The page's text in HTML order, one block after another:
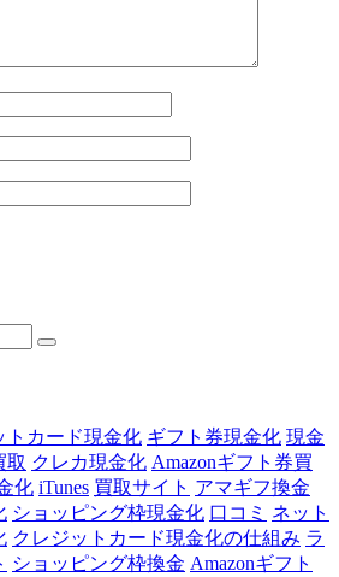
トカード現金化 ギフト券現金化 現金
取 クレカ現金化 Amazonギフト券買
化 iTunes 買取サイト アマギフ換金
ショッピング枠現金化 口コミ ネット
クレジットカード現金化の仕組み ラ
ショッピング枠換金 Amazonギフト